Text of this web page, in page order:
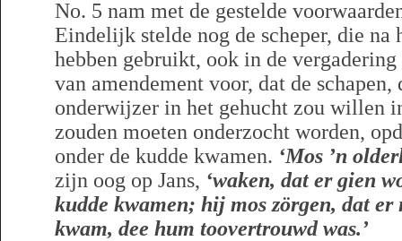
No. 5 nam met de gestelde
Eindelijk stelde nog de scheper, die
hebben gebruikt, ook in de
van amendement voor, dat de
onderwijzer in het gehucht zou willen
zouden moeten onderzocht worden,
onder de kudde kwamen. ‘Mos ’n
zijn oog op Jans, ‘waken, dat er gien
kudde kwamen; hij mos zörgen, dat
kwam, dee hum toovertrouwd was.’